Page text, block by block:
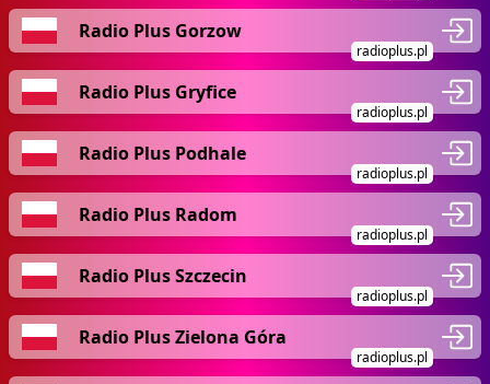
Radio Plus Gorzow
radioplus.pl
Radio Plus Gryfice
radioplus.pl
Radio Plus Podhale
radioplus.pl
Radio Plus Radom
radioplus.pl
Radio Plus Szczecin
radioplus.pl
Radio Plus Zielona Góra
radioplus.pl